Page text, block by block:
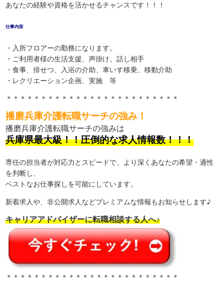
あなたの経験や資格を活かせるチャンスです！！！
仕事内容
・入所フロアーの勤務になります。
・ご利用者様の生活支援、声掛け、話し相手
・食事、排せつ、入浴の介助、車いす移乗、移動介助
・レクリエーション企画、実施 等
＊＊＊＊＊＊＊＊＊＊＊＊＊＊＊＊＊＊＊＊＊＊＊＊＊
播磨兵庫介護転職サーチの強み！
播磨兵庫介護転職サーチの強みは
兵庫県最大級！！圧倒的な求人情報数！！！
専任の担当者が対応力とスピードで、より深くあなたの希望・適性
を判断し、
ベストなお仕事探しを可能にしています。
新着求人や、非公開求人などプレミアムな情報もお知らせします♪
キャリアアドバイザーに転職相談する人へ♪
＊＊＊＊＊＊＊＊＊＊＊＊＊＊＊＊＊＊＊＊＊＊＊＊＊